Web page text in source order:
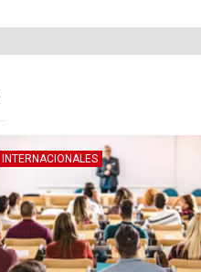
INTERNACIONALES